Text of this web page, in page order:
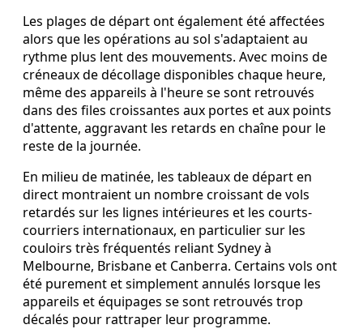
Les plages de départ ont également été affectées
alors que les opérations au sol s'adaptaient au
rythme plus lent des mouvements. Avec moins de
créneaux de décollage disponibles chaque heure,
même des appareils à l'heure se sont retrouvés
dans des files croissantes aux portes et aux points
d'attente, aggravant les retards en chaîne pour le
reste de la journée.
En milieu de matinée, les tableaux de départ en
direct montraient un nombre croissant de vols
retardés sur les lignes intérieures et les courts-
courriers internationaux, en particulier sur les
couloirs très fréquentés reliant Sydney à
Melbourne, Brisbane et Canberra. Certains vols ont
été purement et simplement annulés lorsque les
appareils et équipages se sont retrouvés trop
décalés pour rattraper leur programme.